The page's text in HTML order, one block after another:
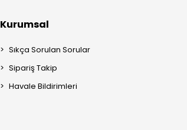
Kurumsal
Sıkça Sorulan Sorular
Sipariş Takip
Havale Bildirimleri